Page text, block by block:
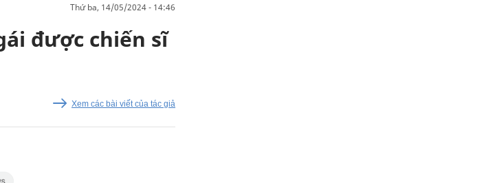
thứ ba, 14/05/2024 - 14:46
được chiến sĩ
Xem các bài viết của tác giả